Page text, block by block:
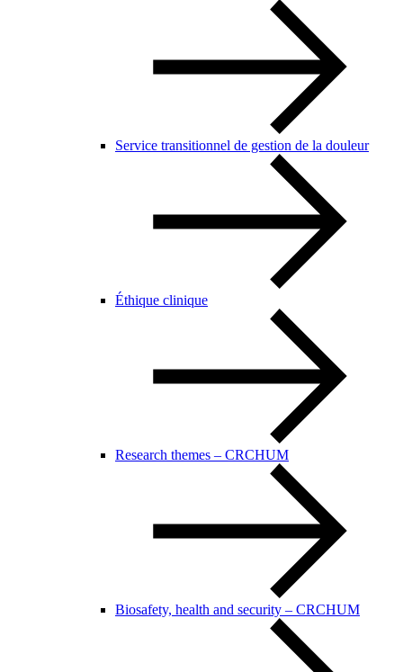
Service transitionnel de gestion de la douleur
Éthique clinique
Research themes – CRCHUM
Biosafety, health and security – CRCHUM